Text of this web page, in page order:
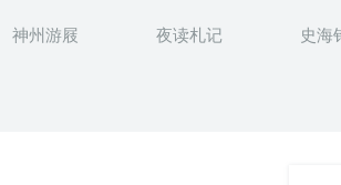
神州游屐 夜读札记 史海